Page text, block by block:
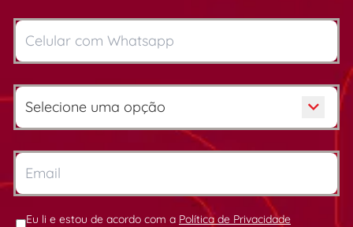
Eu li e estou de acordo com a Política de Privacidade